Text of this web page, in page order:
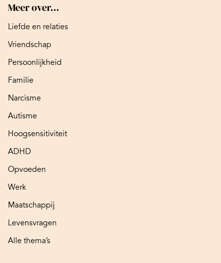
Meer over...
Liefde en relaties
Vriendschap
Persoonlijkheid
Familie
Narcisme
Autisme
Hoogsensitiviteit
ADHD
Opvoeden
Werk
Maatschappij
Levensvragen
Alle thema’s